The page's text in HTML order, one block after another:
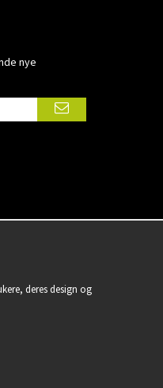
nye
deres design og